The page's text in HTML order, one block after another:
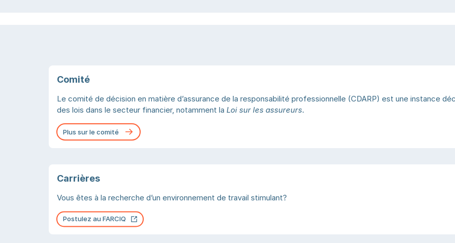
Comité
Le comité de décision en matière d’assurance de la responsabilité professionnelle (CDARP) est une instance
des lois dans le secteur financier, notamment la Loi sur les assureurs.
Plus sur le comité
Carrières
Vous êtes à la recherche d’un environnement de travail stimulant?
Postulez au FARCIQOuvrir dans un nouvel onglet